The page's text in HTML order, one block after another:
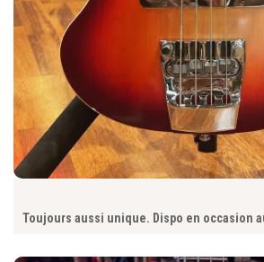
Toujours aussi unique. Dispo en occasion